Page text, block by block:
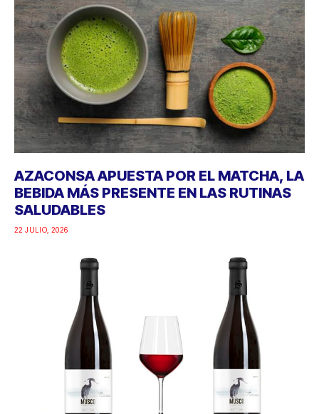
AZACONSA APUESTA POR EL MATCHA, LA
BEBIDA MÁS PRESENTE EN LAS RUTINAS
SALUDABLES
22 JULIO, 2026